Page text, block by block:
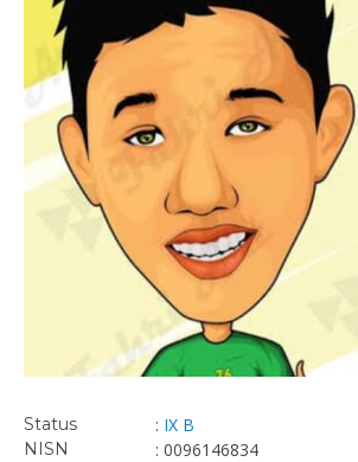
Status : IX B
NISN : 0096146834